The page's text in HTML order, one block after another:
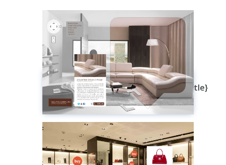
messages{site.home.plugins.areas.title}
Plugin
messagesGuarda